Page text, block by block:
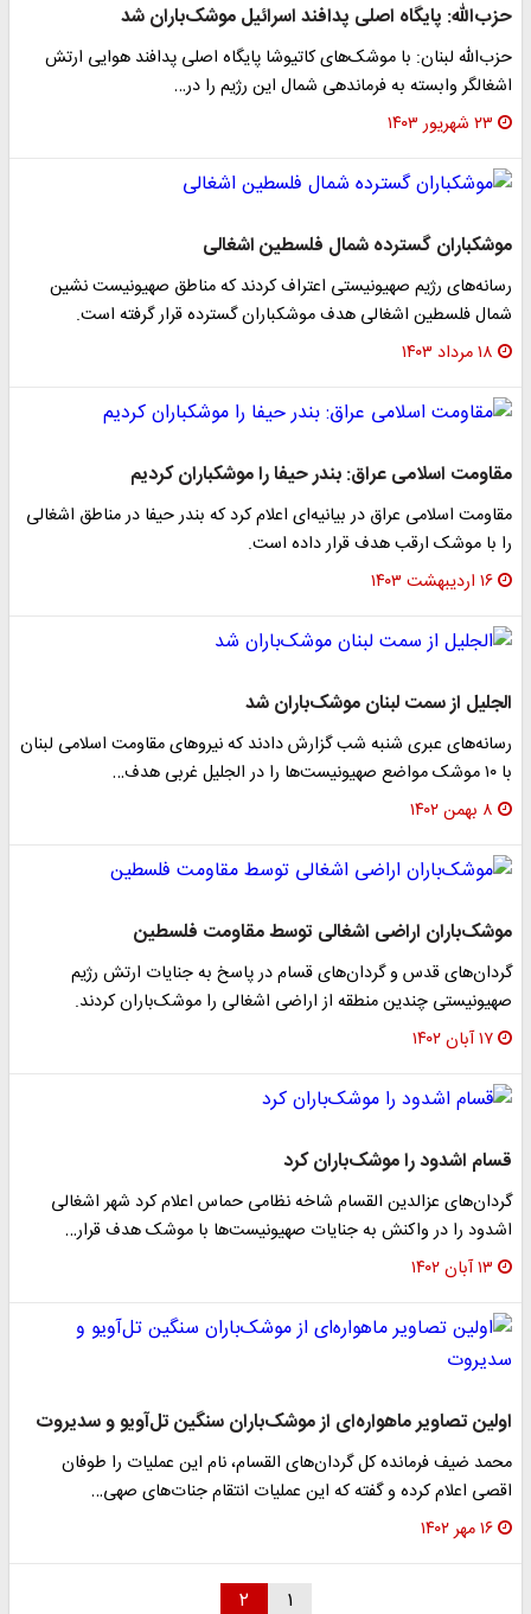
حزب‌الله: پایگاه اصلی پدافند اسرائیل موشک‌باران شد
حزب‌الله لبنان: با موشک‌های کاتیوشا پایگاه اصلی پدافند هوایی ارتش
اشغالگر وابسته به فرماندهی شمال این رژیم را در…
۲۳ شهریور ۱۴۰۳
موشکباران گسترده شمال فلسطین اشغالی
رسانه‌های رژیم صهیونیستی اعتراف کردند که مناطق صهیونیست نشین
شمال فلسطین اشغالی هدف موشکباران گسترده قرار گرفته است.
۱۸ مرداد ۱۴۰۳
مقاومت اسلامی عراق: بندر حیفا را موشکباران کردیم
مقاومت اسلامی عراق در بیانیه‌ای اعلام کرد که بندر حیفا در مناطق اشغالی
را با موشک ارقب هدف قرار داده است.
۱۶ اردیبهشت ۱۴۰۳
الجلیل از سمت لبنان موشک‌باران شد
رسانه‌های عبری شنبه شب گزارش دادند که نیروهای مقاومت اسلامی لبنان
با ۱۰ موشک مواضع صهیونیست‌ها را در الجلیل غربی هدف…
۸ بهمن ۱۴۰۲
موشک‌باران اراضی اشغالی توسط مقاومت فلسطین
گردان‌های قدس و گردان‌های قسام در پاسخ به جنایات ارتش رژیم
صهیونیستی چندین منطقه از اراضی اشغالی را موشک‌باران کردند.
۱۷ آبان ۱۴۰۲
قسام اشدود را موشک‌باران کرد
گردان‌های عزالدین القسام شاخه نظامی حماس اعلام کرد شهر اشغالی
اشدود را در واکنش به جنایات صهیونیست‌ها با موشک هدف قرار…
۱۳ آبان ۱۴۰۲
اولین تصاویر ماهواره‌ای از موشک‌باران سنگین تل‌آویو و سدیروت
محمد ضیف فرمانده کل گردان‌‌های القسام، نام این عملیات را طوفان
اقصی اعلام کرده و گفته که این عملیات انتقام جنات‌های صهی…
۱۶ مهر ۱۴۰۲
۱ ۲